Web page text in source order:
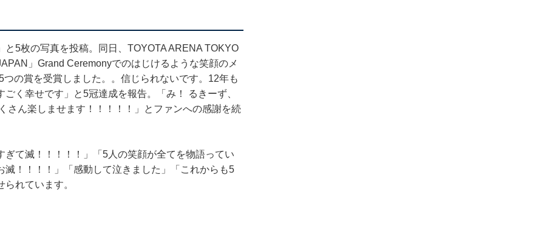
5枚の写真を投稿。同日、TOYOTA ARENA TOKYO
」Grand Ceremonyでのはじけるような笑顔のメ
の賞を受賞しました。。信じられないです。12年も
く幸せです」と5冠達成を報告。「み！ るきーず、
さん楽しませます！！！！！」とファンへの感謝を続
て滅！！！！！」「5人の笑顔が全てを物語ってい
！！！！」「感動して泣きました」「これからも5
れています。